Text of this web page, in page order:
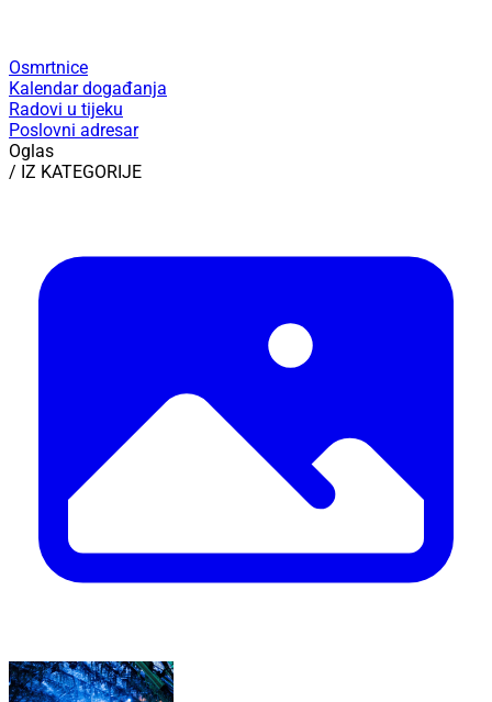
Osmrtnice
Kalendar događanja
Radovi u tijeku
Poslovni adresar
Oglas
/ IZ KATEGORIJE